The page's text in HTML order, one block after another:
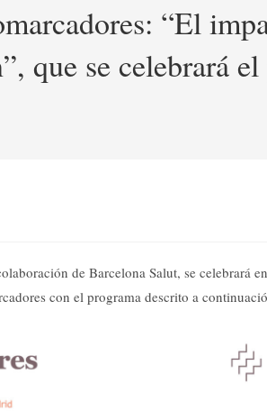
“El
que se celebrará
de Barcelona Salut, se celebrará
con el programa descrito a